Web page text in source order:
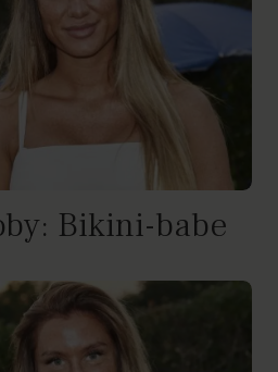
Bikini-babe